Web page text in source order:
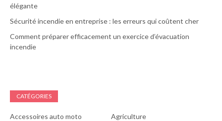
élégante
Sécurité incendie en entreprise : les erreurs qui coûtent cher
Comment préparer efficacement un exercice d’évacuation
incendie
CATÉGORIES
Accessoires auto moto
Agriculture